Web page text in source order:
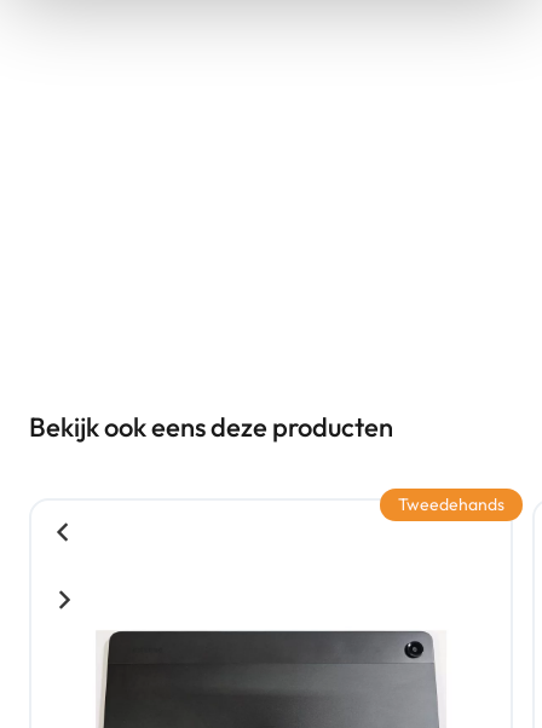
Bekijk ook eens deze producten
Tweedehands